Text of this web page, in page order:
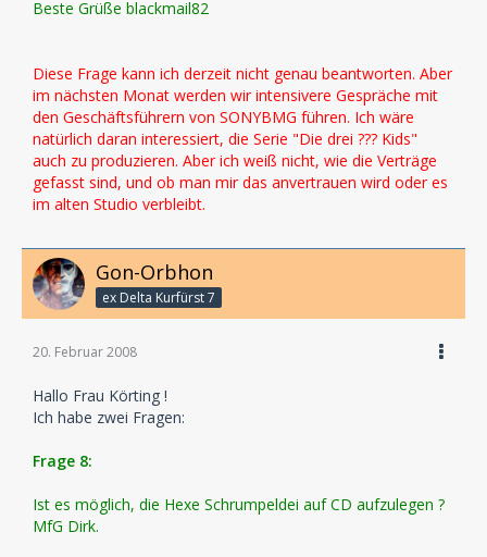
Beste Grüße blackmail82
Diese Frage kann ich derzeit nicht genau beantworten. Aber
im nächsten Monat werden wir intensivere Gespräche mit
den Geschäftsführern von SONYBMG führen. Ich wäre
natürlich daran interessiert, die Serie "Die drei ??? Kids"
auch zu produzieren. Aber ich weiß nicht, wie die Verträge
gefasst sind, und ob man mir das anvertrauen wird oder es
im alten Studio verbleibt.
Gon-Orbhon
ex Delta Kurfürst 7
20. Februar 2008
Hallo Frau Körting !
Ich habe zwei Fragen:
Frage 8:
Ist es möglich, die Hexe Schrumpeldei auf CD aufzulegen ?
MfG Dirk.